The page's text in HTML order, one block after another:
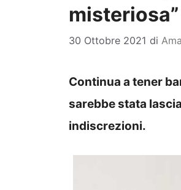
30 Ottobre 2021 di
Continua a tener
sarebbe stata
indiscrezioni.